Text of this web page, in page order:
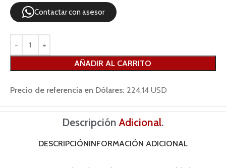
Contactar con asesor
AÑADIR AL CARRITO
Precio de referencia en Dólares: 224,14 USD
DescripciónAdicional.
DESCRIPCIÓNINFORMACIÓN ADICIONAL